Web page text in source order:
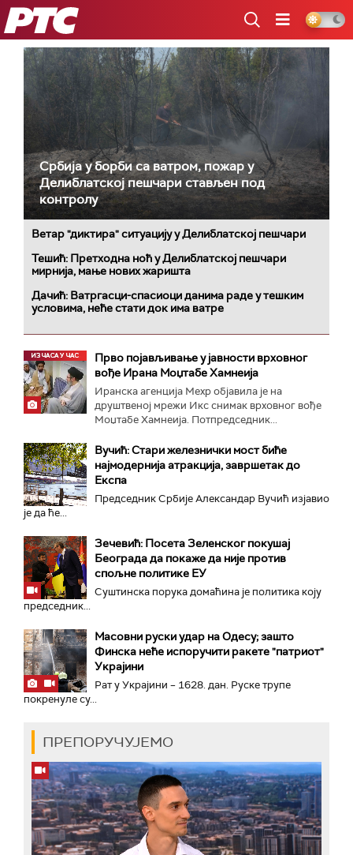
РТС
Србија у борби са ватром, пожар у
Делиблатској пешчари стављен под
контролу
Ветар "диктира" ситуацију у Делиблатској пешчари
Тешић: Претходна ноћ у Делиблатској пешчари
мирнија, мање нових жаришта
Дачић: Ватргасци-спасиоци данима раде у тешким
условима, неће стати док има ватре
Прво појављивање у јавности врховног
вође Ирана Моџтабe Хамнеија
Иранска агенција Мехр објавила је на
друштвеној мрежи Икс снимак врховног вође
Моџтабе Хамнеија. Потпредседник...
Вучић: Стари железнички мост биће
најмодернија атракција, завршетак до
Експа
Председник Србије Александар Вучић изјавио
је да ће...
Зечевић: Посета Зеленског покушај
Београда да покаже да није против
спољне политике ЕУ
Суштинска порука домаћина је политика коју
председник...
Масовни руски удар на Одесу; зашто
Финска неће испоручити ракете "патриот"
Украјини
Рат у Украјини – 1628. дан. Руске трупе
покренуле су...
ПРЕПОРУЧУЈЕМО